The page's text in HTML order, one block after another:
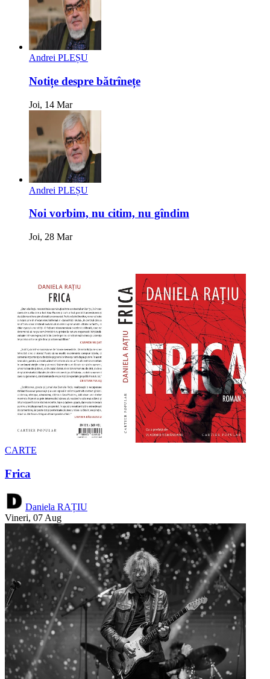
Andrei PLEȘU
Notițe despre bătrînețe
Joi, 14 Mar
Andrei PLEȘU
Noi vorbim, nu citim, nu gîndim
Joi, 28 Mar
CARTE
Frica
Daniela RAȚIU
Vineri, 07 Aug